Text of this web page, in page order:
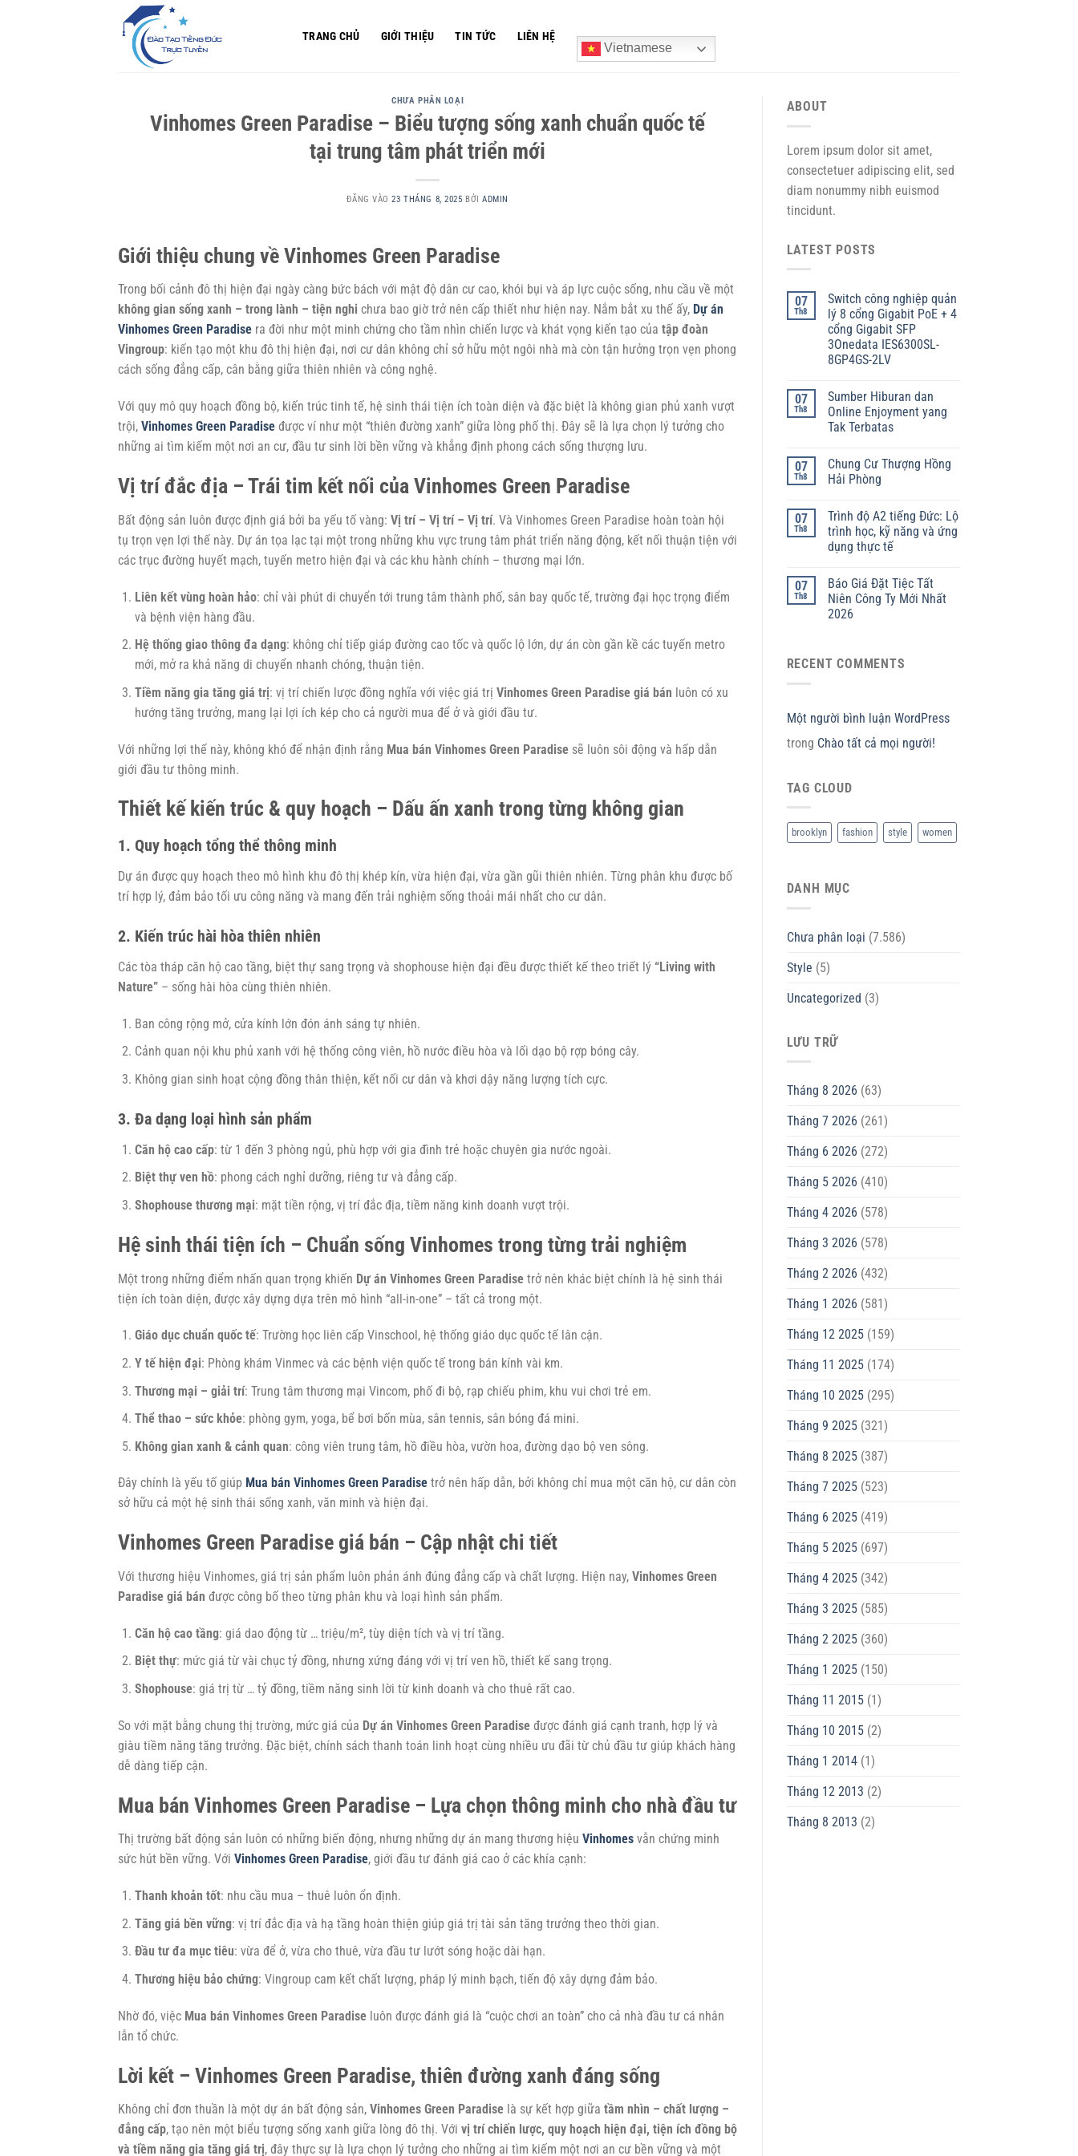
TRANG CHỦ GIỚI THIỆU TIN TỨC
LIÊN HỆ
Vietnamese
CHƯA PHÂN LOẠI
Vinhomes Green Paradise – Biểu tượng sống xanh chuẩn quốc tế
tại trung tâm phát triển mới
ĐĂNG VÀO23 THÁNG 8, 2025 BỞIADMIN
Giới thiệu chung về Vinhomes Green Paradise
Trong bối cảnh đô thị hiện đại ngày càng bức bách với mật độ dân cư cao, khói bụi và áp lực cuộc sống, nhu cầu về một
không gian sống xanh – trong lành – tiện nghi chưa bao giờ trở nên cấp thiết như hiện nay. Nắm bắt xu thế ấy, Dự án
Vinhomes Green Paradise ra đời như một minh chứng cho tầm nhìn chiến lược và khát vọng kiến tạo của tập đoàn
Vingroup: kiến tạo một khu đô thị hiện đại, nơi cư dân không chỉ sở hữu một ngôi nhà mà còn tận hưởng trọn vẹn phong
cách sống đẳng cấp, cân bằng giữa thiên nhiên và công nghệ.
Với quy mô quy hoạch đồng bộ, kiến trúc tinh tế, hệ sinh thái tiện ích toàn diện và đặc biệt là không gian phủ xanh vượt
trội, Vinhomes Green Paradise được ví như một “thiên đường xanh” giữa lòng phố thị. Đây sẽ là lựa chọn lý tưởng cho
những ai tìm kiếm một nơi an cư, đầu tư sinh lời bền vững và khẳng định phong cách sống thượng lưu.
Vị trí đắc địa – Trái tim kết nối của Vinhomes Green Paradise
Bất động sản luôn được định giá bởi ba yếu tố vàng: Vị trí – Vị trí – Vị trí. Và Vinhomes Green Paradise hoàn toàn hội
tụ trọn vẹn lợi thế này. Dự án tọa lạc tại một trong những khu vực trung tâm phát triển năng động, kết nối thuận tiện với
các trục đường huyết mạch, tuyến metro hiện đại và các khu hành chính – thương mại lớn.
Liên kết vùng hoàn hảo: chỉ vài phút di chuyển tới trung tâm thành phố, sân bay quốc tế, trường đại học trọng điểm
và bệnh viện hàng đầu.
Hệ thống giao thông đa dạng: không chỉ tiếp giáp đường cao tốc và quốc lộ lớn, dự án còn gần kề các tuyến metro
mới, mở ra khả năng di chuyển nhanh chóng, thuận tiện.
Tiềm năng gia tăng giá trị: vị trí chiến lược đồng nghĩa với việc giá trị Vinhomes Green Paradise giá bán luôn có xu
hướng tăng trưởng, mang lại lợi ích kép cho cả người mua để ở và giới đầu tư.
Với những lợi thế này, không khó để nhận định rằng Mua bán Vinhomes Green Paradise sẽ luôn sôi động và hấp dẫn
giới đầu tư thông minh.
Thiết kế kiến trúc & quy hoạch – Dấu ấn xanh trong từng không gian
1. Quy hoạch tổng thể thông minh
Dự án được quy hoạch theo mô hình khu đô thị khép kín, vừa hiện đại, vừa gần gũi thiên nhiên. Từng phân khu được bố
trí hợp lý, đảm bảo tối ưu công năng và mang đến trải nghiệm sống thoải mái nhất cho cư dân.
2. Kiến trúc hài hòa thiên nhiên
Các tòa tháp căn hộ cao tầng, biệt thự sang trọng và shophouse hiện đại đều được thiết kế theo triết lý “Living with
Nature” – sống hài hòa cùng thiên nhiên.
Ban công rộng mở, cửa kính lớn đón ánh sáng tự nhiên.
Cảnh quan nội khu phủ xanh với hệ thống công viên, hồ nước điều hòa và lối dạo bộ rợp bóng cây.
Không gian sinh hoạt cộng đồng thân thiện, kết nối cư dân và khơi dậy năng lượng tích cực.
3. Đa dạng loại hình sản phẩm
Căn hộ cao cấp: từ 1 đến 3 phòng ngủ, phù hợp với gia đình trẻ hoặc chuyên gia nước ngoài.
Biệt thự ven hồ: phong cách nghỉ dưỡng, riêng tư và đẳng cấp.
Shophouse thương mại: mặt tiền rộng, vị trí đắc địa, tiềm năng kinh doanh vượt trội.
Hệ sinh thái tiện ích – Chuẩn sống Vinhomes trong từng trải nghiệm
Một trong những điểm nhấn quan trọng khiến Dự án Vinhomes Green Paradise trở nên khác biệt chính là hệ sinh thái
tiện ích toàn diện, được xây dựng dựa trên mô hình “all-in-one” – tất cả trong một.
Giáo dục chuẩn quốc tế: Trường học liên cấp Vinschool, hệ thống giáo dục quốc tế lân cận.
Y tế hiện đại: Phòng khám Vinmec và các bệnh viện quốc tế trong bán kính vài km.
Thương mại – giải trí: Trung tâm thương mại Vincom, phố đi bộ, rạp chiếu phim, khu vui chơi trẻ em.
Thể thao – sức khỏe: phòng gym, yoga, bể bơi bốn mùa, sân tennis, sân bóng đá mini.
Không gian xanh & cảnh quan: công viên trung tâm, hồ điều hòa, vườn hoa, đường dạo bộ ven sông.
Đây chính là yếu tố giúp Mua bán Vinhomes Green Paradise trở nên hấp dẫn, bởi không chỉ mua một căn hộ, cư dân còn
sở hữu cả một hệ sinh thái sống xanh, văn minh và hiện đại.
Vinhomes Green Paradise giá bán – Cập nhật chi tiết
Với thương hiệu Vinhomes, giá trị sản phẩm luôn phản ánh đúng đẳng cấp và chất lượng. Hiện nay, Vinhomes Green
Paradise giá bán được công bố theo từng phân khu và loại hình sản phẩm.
Căn hộ cao tầng: giá dao động từ … triệu/m², tùy diện tích và vị trí tầng.
Biệt thự: mức giá từ vài chục tỷ đồng, nhưng xứng đáng với vị trí ven hồ, thiết kế sang trọng.
Shophouse: giá trị từ … tỷ đồng, tiềm năng sinh lời từ kinh doanh và cho thuê rất cao.
So với mặt bằng chung thị trường, mức giá của Dự án Vinhomes Green Paradise được đánh giá cạnh tranh, hợp lý và
giàu tiềm năng tăng trưởng. Đặc biệt, chính sách thanh toán linh hoạt cùng nhiều ưu đãi từ chủ đầu tư giúp khách hàng
dễ dàng tiếp cận.
Mua bán Vinhomes Green Paradise – Lựa chọn thông minh cho nhà đầu tư
Thị trường bất động sản luôn có những biến động, nhưng những dự án mang thương hiệu Vinhomes vẫn chứng minh
sức hút bền vững. Với Vinhomes Green Paradise, giới đầu tư đánh giá cao ở các khía cạnh:
Thanh khoản tốt: nhu cầu mua – thuê luôn ổn định.
Tăng giá bền vững: vị trí đắc địa và hạ tầng hoàn thiện giúp giá trị tài sản tăng trưởng theo thời gian.
Đầu tư đa mục tiêu: vừa để ở, vừa cho thuê, vừa đầu tư lướt sóng hoặc dài hạn.
Thương hiệu bảo chứng: Vingroup cam kết chất lượng, pháp lý minh bạch, tiến độ xây dựng đảm bảo.
Nhờ đó, việc Mua bán Vinhomes Green Paradise luôn được đánh giá là “cuộc chơi an toàn” cho cả nhà đầu tư cá nhân
lẫn tổ chức.
Lời kết – Vinhomes Green Paradise, thiên đường xanh đáng sống
Không chỉ đơn thuần là một dự án bất động sản, Vinhomes Green Paradise là sự kết hợp giữa tầm nhìn – chất lượng –
đẳng cấp, tạo nên một biểu tượng sống xanh giữa lòng đô thị. Với vị trí chiến lược, quy hoạch hiện đại, tiện ích đồng bộ
và tiềm năng gia tăng giá trị, đây thực sự là lựa chọn lý tưởng cho những ai tìm kiếm một nơi an cư bền vững và một
ABOUT
Lorem ipsum dolor sit amet,
consectetuer adipiscing elit, sed
diam nonummy nibh euismod
tincidunt.
LATEST POSTS
07
Th8
Switch công nghiệp quản
lý 8 cổng Gigabit PoE + 4
cổng Gigabit SFP
3Onedata IES6300SL-
8GP4GS-2LV
07
Th8
Sumber Hiburan dan
Online Enjoyment yang
Tak Terbatas
07
Th8
Chung Cư Thượng Hồng
Hải Phòng
07
Th8
Trình độ A2 tiếng Đức: Lộ
trình học, kỹ năng và ứng
dụng thực tế
07
Th8
Báo Giá Đặt Tiệc Tất
Niên Công Ty Mới Nhất
2026
RECENT COMMENTS
Một người bình luận WordPress
trong Chào tất cả mọi người!
TAG CLOUD
brooklyn fashion style women
DANH MỤC
Chưa phân loại (7.586)
Style (5)
Uncategorized (3)
LƯU TRỮ
Tháng 8 2026 (63)
Tháng 7 2026 (261)
Tháng 6 2026 (272)
Tháng 5 2026 (410)
Tháng 4 2026 (578)
Tháng 3 2026 (578)
Tháng 2 2026 (432)
Tháng 1 2026 (581)
Tháng 12 2025(159)
Tháng 11 2025(174)
Tháng 10 2025(295)
Tháng 9 2025(321)
Tháng 8 2025(387)
Tháng 7 2025(523)
Tháng 6 2025(419)
Tháng 5 2025(697)
Tháng 4 2025(342)
Tháng 3 2025(585)
Tháng 2 2025(360)
Tháng 1 2025(150)
Tháng 11 2015(1)
Tháng 10 2015(2)
Tháng 1 2014(1)
Tháng 12 2013 (2)
Tháng 8 2013 (2)